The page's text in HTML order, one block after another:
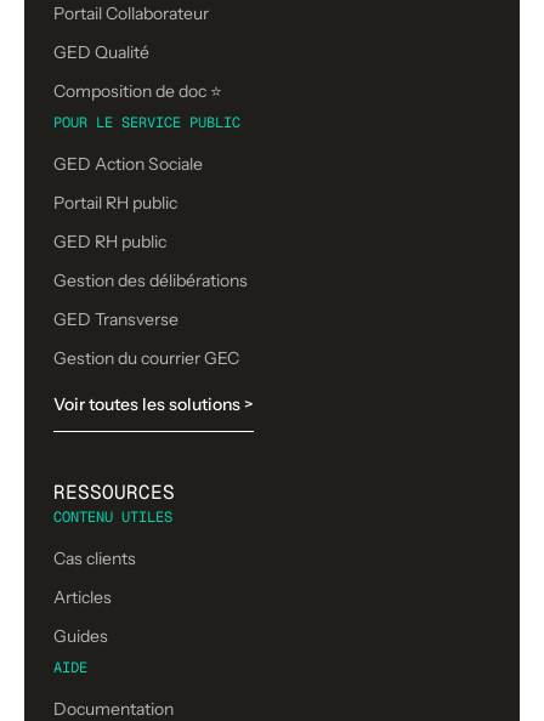
Portail Collaborateur
GED Qualité
Composition de doc ⭐️
POUR LE SERVICE PUBLIC
GED Action Sociale
Portail RH public
GED RH public
Gestion des délibérations
GED Transverse
Gestion du courrier GEC
Voir toutes les solutions >
RESSOURCES
CONTENU UTILES
Cas clients
Articles
Guides
AIDE
Documentation